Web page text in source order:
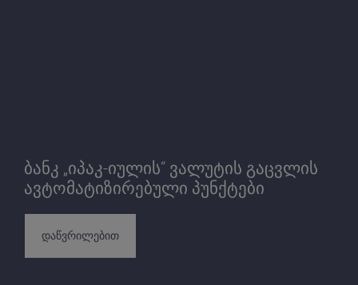
ბანკ „იპაკ-იულის“ ვალუტის გაცვლის
ავტომატიზირებული პუნქტები
დაწვრილებით